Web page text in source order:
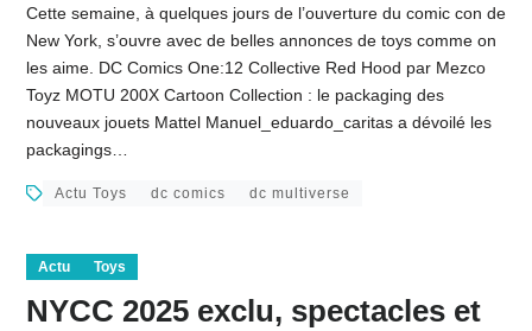
Cette semaine, à quelques jours de l’ouverture du comic con de
New York, s’ouvre avec de belles annonces de toys comme on
les aime. DC Comics One:12 Collective Red Hood par Mezco
Toyz MOTU 200X Cartoon Collection : le packaging des
nouveaux jouets Mattel Manuel_eduardo_caritas a dévoilé les
packagings…
Actu Toys dc comics dc multiverse
Actu Toys
NYCC 2025 exclu, spectacles et